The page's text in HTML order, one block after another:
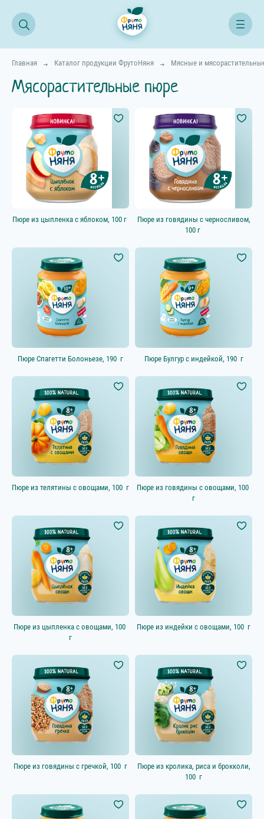
Главная Каталог продукции ФрутоНяня Мясные и
Мясорастительные пюре
Все продукты
Начинаем прикорм
Возраст ребёнка
4–5 мес.
6–8 мес.
9–11 мес.
18+ мес.
Категории
Овощные пюре
Выбрать всё
Фруктовые пюре Выбрать всё
Соки и напитки Выбрать всё
Выбрать всё
Молочные десерты и пудинги Выбрать всё
Начинаем прикорм
Смузи
Супы
Выбрать всё
Кисломолочные продукты
Полезный перекус Выбрать всё
Вода
Особенность продукта
Новинка
Новинка ФрутоКидс
Гипоаллергенный
Перед сном
Учимся жевать
Пюре из цыпленка с яблоком, 100 г
Пюре из говядины с черносливом,
100 г
Пюре Спагетти Болоньезе, 190 г Пюре Булгур с индейкой, 190 г
Пюре из телятины с овощами, 100 г
Пюре из говядины с овощами, 100
г
Пюре из цыпленка с овощами, 100
г
Пюре из индейки с овощами, 100 г
Пюре из говядины с гречкой, 100 г
Пюре из кролика, риса и брокколи,
100 г